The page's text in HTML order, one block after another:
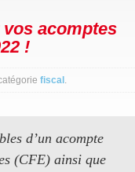
vos acomptes
!
fiscal .
d’un acompte
(CFE) ainsi que